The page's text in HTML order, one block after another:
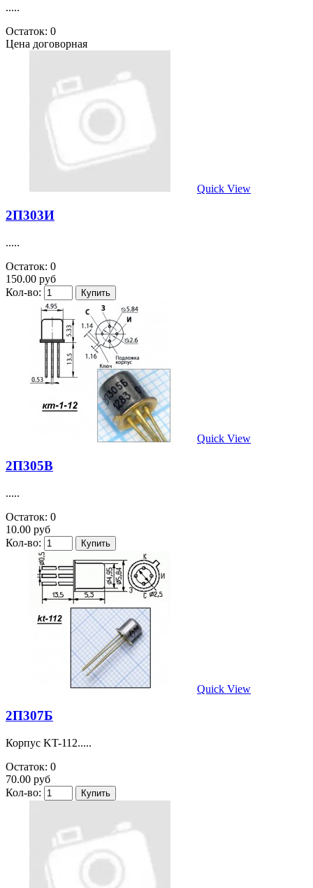
.....
Остаток: 0
Цена договорная
Quick View
2П303И
.....
Остаток: 0
150.00 руб
Кол-во:
Quick View
2П305В
.....
Остаток: 0
10.00 руб
Кол-во:
Quick View
2П307Б
Корпус KT-112.....
Остаток: 0
70.00 руб
Кол-во: